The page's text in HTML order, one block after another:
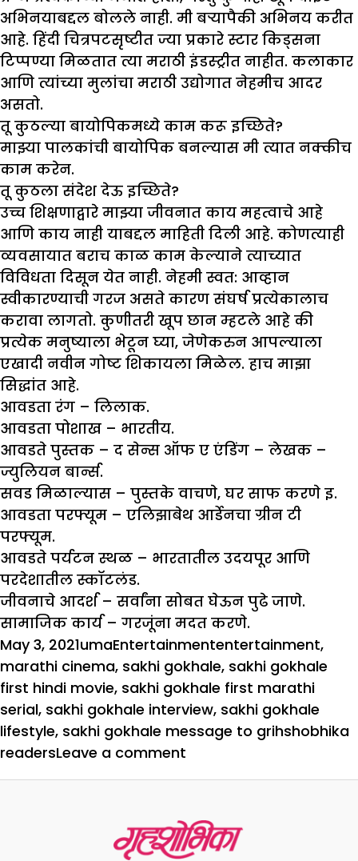
अभिनयाबद्दल बोलले नाही. मी बऱ्यापैकी अभिनय करीत
आहे. हिंदी चित्रपटसृष्टीत ज्या प्रकारे स्टार किड्सना
टिप्पण्या मिळतात त्या मराठी इंडस्ट्रीत नाहीत. कलाकार
आणि त्यांच्या मुलांचा मराठी उद्योगात नेहमीच आदर
असतो.
तू कुठल्या बायोपिकमध्ये काम करू इच्छिते?
माझ्या पालकांची बायोपिक बनल्यास मी त्यात नक्कीच
काम करेन.
तू कुठला संदेश देऊ इच्छिते?
उच्च शिक्षणाद्वारे माझ्या जीवनात काय महत्वाचे आहे
आणि काय नाही याबद्दल माहिती दिली आहे. कोणत्याही
व्यवसायात बराच काळ काम केल्याने त्याच्यात
विविधता दिसून येत नाही. नेहमी स्वत: आव्हान
स्वीकारण्याची गरज असते कारण संघर्ष प्रत्येकालाच
करावा लागतो. कुणीतरी खूप छान म्हटले आहे की
प्रत्येक मनुष्याला भेटून घ्या, जेणेकरुन आपल्याला
एखादी नवीन गोष्ट शिकायला मिळेल. हाच माझा
सिद्धांत आहे.
आवडता रंग – लिलाक.
आवडता पोशाख – भारतीय.
आवडते पुस्तक – द सेन्स ऑफ ए एंडिंग – लेखक –
ज्युलियन बार्न्स.
सवड मिळाल्यास – पुस्तके वाचणे, घर साफ करणे इ.
आवडता परफ्यूम – एलिझाबेथ आर्डेनचा ग्रीन टी
परफ्यूम.
आवडते पर्यटन स्थळ – भारतातील उदयपूर आणि
परदेशातील स्कॉटलंड.
जीवनाचे आदर्श – सर्वांना सोबत घेऊन पुढे जाणे.
सामाजिक कार्य – गरजूंना मदत करणे.
Posted
on
May 3, 2021Author
umaCategories
EntertainmentTags
entertainment,
marathi cinema, sakhi gokhale, sakhi gokhale
first hindi movie, sakhi gokhale first marathi
serial, sakhi gokhale interview, sakhi gokhale
lifestyle, sakhi gokhale message to grihshobhika
readersLeave a comment
कलाकार
असा